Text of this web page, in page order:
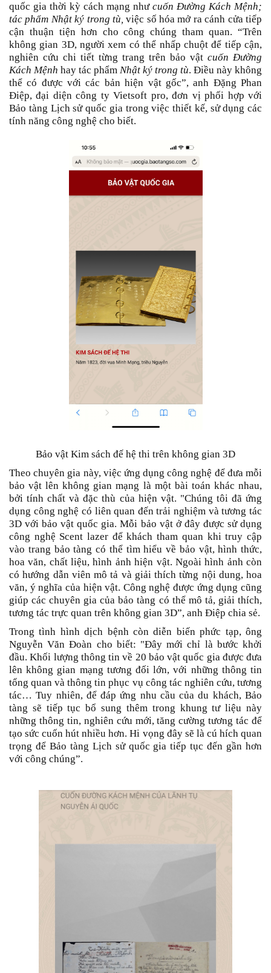
quốc gia thời kỳ cách mạng như cuốn Đường Kách Mệnh;
tác phẩm Nhật ký trong tù,việc số hóa mở ra cánh cửa tiếp
cận thuận tiện hơn cho công chúng tham quan. “Trên
không gian 3D, người xem có thể nhấp chuột để tiếp cận,
nghiên cứu chi tiết từng trang trên bảo vật cuốn Đường
Kách Mệnh hay tác phẩm Nhật ký trong tù. Điều này không
thể có được với các bản hiện vật gốc”, anh Đặng Phan
Điệp, đại diện công ty Vietsoft pro, đơn vị phối hợp với
Bảo tàng Lịch sử quốc gia trong việc thiết kế, sử dụng các
tính năng công nghệ cho biết.
Bảo vật Kim sách đế hệ thi trên không gian 3D
Theo chuyên gia này, việc ứng dụng công nghệ để đưa mỗi
bảo vật lên không gian mạng là một bài toán khác nhau,
bởi tính chất và đặc thù của hiện vật. "Chúng tôi đã ứng
dụng công nghệ có liên quan đến trải nghiệm và tương tác
3D với bảo vật quốc gia. Mỗi bảo vật ở đây được sử dụng
công nghệ Scent lazer để khách tham quan khi truy cập
vào trang bảo tàng có thể tìm hiểu về bảo vật, hình thức,
hoa văn, chất liệu, hình ảnh hiện vật. Ngoài hình ảnh còn
có hướng dẫn viên mô tả và giải thích từng nội dung, hoa
văn, ý nghĩa của hiện vật. Công nghệ được ứng dụng cũng
giúp các chuyên gia của bảo tàng có thể mô tả, giải thích,
tương tác trực quan trên không gian 3D”, anh Điệp chia sẻ.
Trong tình hình dịch bệnh còn diễn biến phức tạp, ông
Nguyễn Văn Đoàn cho biết: "Đây mới chỉ là bước khởi
đầu. Khối lượng thông tin về 20 bảo vật quốc gia được đưa
lên không gian mạng tương đối lớn, với những thông tin
tổng quan và thông tin phục vụ công tác nghiên cứu, tương
tác… Tuy nhiên, để đáp ứng nhu cầu của du khách, Bảo
tàng sẽ tiếp tục bổ sung thêm trong khung tư liệu này
những thông tin, nghiên cứu mới, tăng cường tương tác để
tạo sức cuốn hút nhiều hơn. Hi vọng đây sẽ là cú hích quan
trọng để Bảo tàng Lịch sử quốc gia tiếp tục đến gần hơn
với công chúng”.